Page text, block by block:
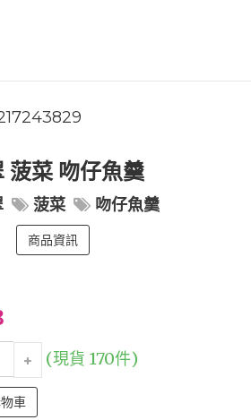
菠菜 吻仔魚羹
菠菜 吻仔魚羹
商品資訊
(現貨 170件)
車